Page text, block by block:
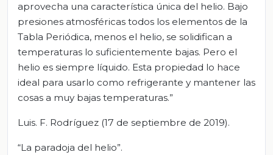
aprovecha una característica única del helio. Bajo
presiones atmosféricas todos los elementos de la
Tabla Periódica, menos el helio, se solidifican a
temperaturas lo suficientemente bajas. Pero el
helio es siempre líquido. Esta propiedad lo hace
ideal para usarlo como refrigerante y mantener las
cosas a muy bajas temperaturas.”
Luis. F. Rodríguez (17 de septiembre de 2019).
“La paradoja del helio”.